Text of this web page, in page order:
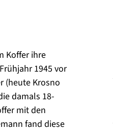
Koffer ihre
1945 vor
(heute Krosno
damals 18-
mit den
fand diese